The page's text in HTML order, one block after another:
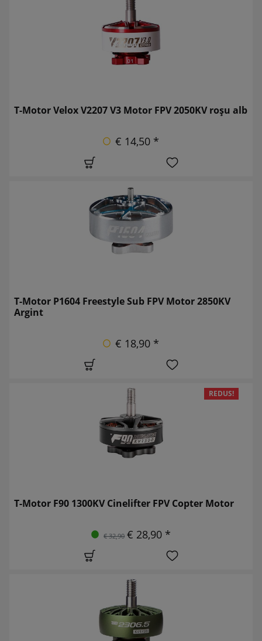
T-Motor Velox V2207 V3 Motor FPV 2050KV roșu alb
€ 14,50 *
T-Motor P1604 Freestyle Sub FPV Motor 2850KV
Argint
€ 18,90 *
REDUS!
T-Motor F90 1300KV Cinelifter FPV Copter Motor
€ 32,90 € 28,90 *